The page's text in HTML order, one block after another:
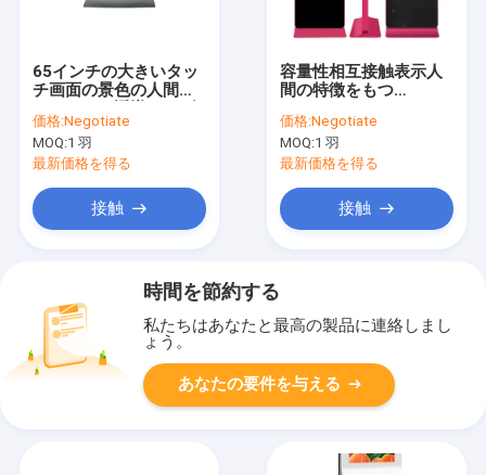
65インチの大きいタッ
チ画面の景色の人間の
接触表示広告プレーヤ
ー
価格:Negotiate
MOQ:1 羽
最新価格を得る
接触
容量性相互接触表示人
間の特徴をもつ
1920X1080mmピクセ
ル マゼンタ
価格:Negotiate
MOQ:1 羽
最新価格を得る
接触
時間を節約する
私たちはあなたと最高の製品に連絡しまし
ょう。
あなたの要件を与える